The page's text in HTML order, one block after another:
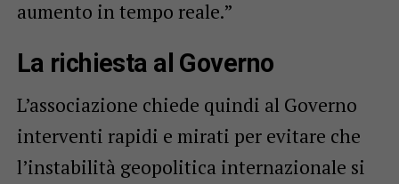
aumento in tempo reale.”
La richiesta al Governo
L’associazione chiede quindi al Governo
interventi rapidi e mirati per evitare che
l’instabilità geopolitica internazionale si